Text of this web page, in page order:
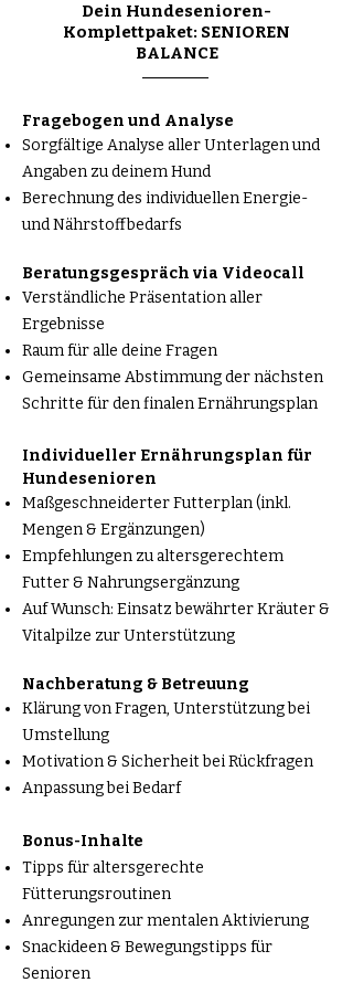
Dein Hundesenioren-
Komplettpaket: SENIOREN
BALANCE
​Fragebogen und Analyse
Sorgfältige Analyse aller Unterlagen und
Angaben zu deinem Hund
Berechnung des individuellen Energie-
und Nährstoffbedarfs
Beratungsgespräch via Videocall
Verständliche Präsentation aller
Ergebnisse
Raum für alle deine Fragen
Gemeinsame Abstimmung der nächsten
Schritte für den finalen Ernährungsplan
Individueller Ernährungsplan für
Hundesenioren
Maßgeschneiderter Futterplan (inkl.
Mengen & Ergänzungen)
Empfehlungen zu altersgerechtem
Futter & Nahrungsergänzung
Auf Wunsch: Einsatz bewährter Kräuter &
Vitalpilze zur Unterstützung​
Nachberatung & Betreuung
Klärung von Fragen, Unterstützung bei
Umstellung
Motivation & Sicherheit bei Rückfragen
Anpassung bei Bedarf
Bonus-Inhalte
Tipps für altersgerechte
Fütterungsroutinen
Anregungen zur mentalen Aktivierung
Snackideen & Bewegungstipps für
Senioren